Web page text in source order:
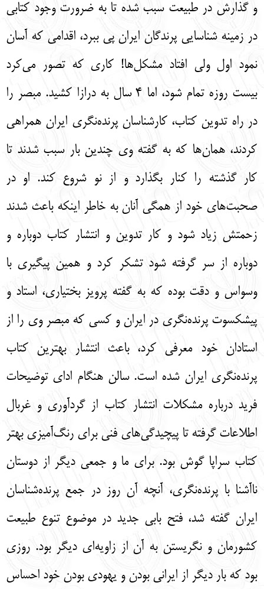
و گذارش در طبیعت سبب شده تا به ضرورت وجود کتابی
در زمینه شناسایی پرندگان ایران پی ببرد، اقدامی که آسان
نمود اول ولی افتاد مشکل‌ها! کاری که تصور می‌کرد
بیست روزه تمام شود، اما 4 سال به درازا کشید. مبصر را
در راه تدوین کتاب، کارشناسان پرنده‌نگری ایران همراهی
کردند، همان‌ها که به گفته وی چندین بار سبب شدند تا
کار گذشته را کنار بگذارد و از نو شروع کند. او در
صحبت‌های خود از همگی آنان به خاطر اینکه باعث شدند
زحمتش زیاد شود و کار تدوین و انتشار کتاب دوباره و
دوباره از سر گرفته شود تشکر کرد و همین ‌پیگیری با
وسواس و دقت بوده که به گفته پرویز بختیاری، استاد و
پیشکسوت پرنده‌نگری در ایران و کسی که مبصر وی را از
استادان خود معرفی کرد، باعث انتشار بهترین کتاب
پرنده‌نگری ایران شده است. سالن هنگام ادای توضیحات
فرید درباره مشکلات انتشار کتاب از گردآوری و غربال
اطلاعات گرفته تا پیچیدگی‌های فنی برای رنگ‌آمیزی بهتر
کتاب سراپا گوش بود. برای ما و جمعی دیگر از دوستان
ناآشنا با پرنده‌نگری، آنچه آن روز در جمع پرنده‌شناسان
ایران گفته شد، فتح بابی جدید در موضوع تنوع طبیعت
کشورمان و نگریستن به آن از زاویه‌ای دیگر بود. روزی
بود که بار دیگر از ایرانی بودن و یهودی بودن خود احساس